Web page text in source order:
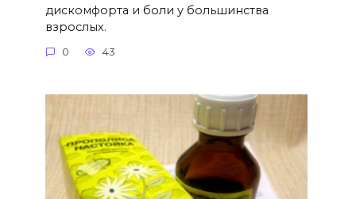
дискомфорта и боли у большинства
взрослых.
0 43